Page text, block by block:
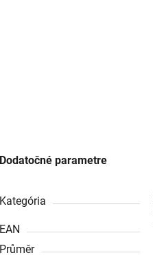
Dodatočné parametre
Kategória
EAN
Průměr